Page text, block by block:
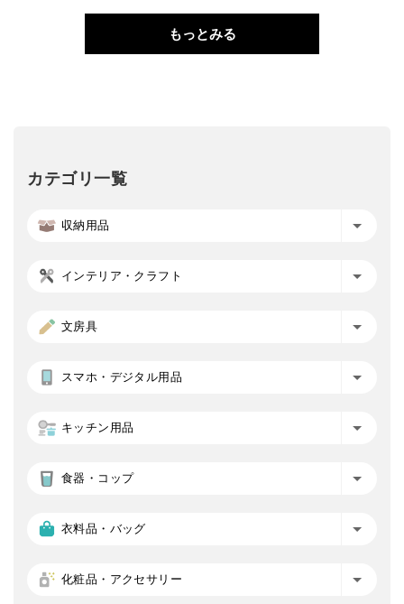
もっとみる
カテゴリ一覧
収納用品
インテリア・クラフト
文房具
スマホ・デジタル用品
キッチン用品
食器・コップ
衣料品・バッグ
化粧品・アクセサリー